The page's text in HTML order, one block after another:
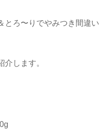
とろ〜りでやみつき間違い
します。